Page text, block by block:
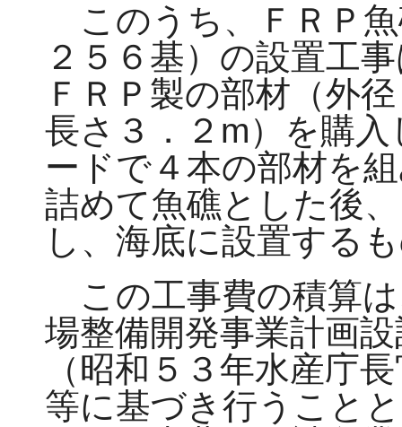
このうち、ＦＲＰ
２５６基）の設置工
ＦＲＰ製の部材（外
長さ３．２m）を購
ードで４本の部材を
詰めて魚礁とした後
し、海底に設置する
この工事費の積算
場整備開発事業計画
（昭和５３年水産庁
等に基づき行うこと